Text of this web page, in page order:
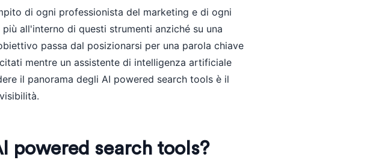
di ogni professionista del marketing e di ogni
all'interno di questi strumenti anziché su una
passa dal posizionarsi per una parola chiave
mentre un assistente di intelligenza artificiale
il panorama degli AI powered search tools è il
powered search tools?